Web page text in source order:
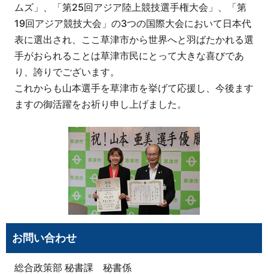
ムズ」、「第25回アジア陸上競技選手権大会」、「第
19回アジア競技大会」の3つの国際大会において日本代
表に選出され、ここ草津市から世界へと羽ばたかれる選
手がおられることは草津市民にとって大きな喜びであ
り、誇りでございます。
これからも山本選手を草津市を挙げて応援し、今後ます
ますの御活躍をお祈り申し上げました。
お問い合わせ
総合政策部 秘書課 秘書係